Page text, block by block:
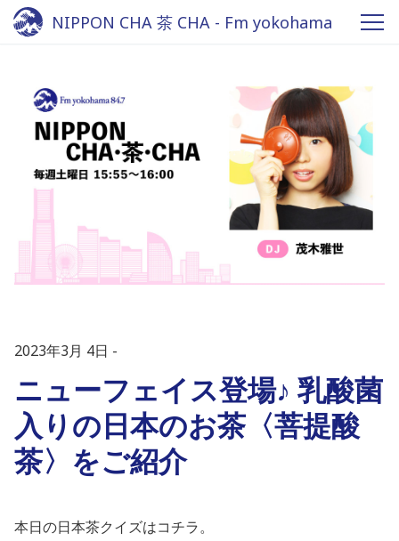
NIPPON CHA 茶 CHA - Fm yokohama
2023年3月 4日
ニューフェイス登場♪ 乳酸菌
入りの日本のお茶〈菩提酸
茶〉をご紹介
本日の日本茶クイズはコチラ。